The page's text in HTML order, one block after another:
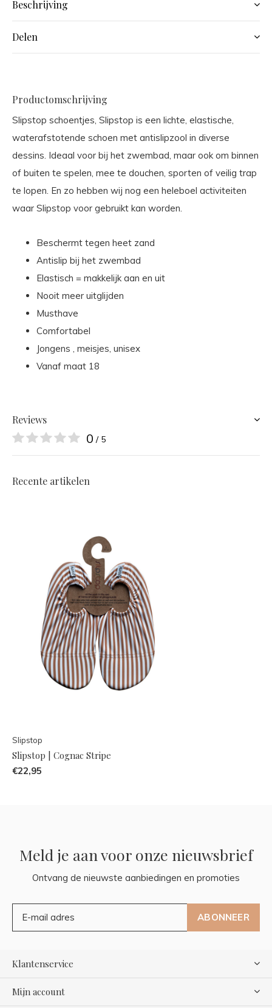
Beschrijving
Delen
Productomschrijving
Slipstop schoentjes, Slipstop is een lichte, elastische,
waterafstotende schoen met antislipzool in diverse
dessins. Ideaal voor bij het zwembad, maar ook om binnen
of buiten te spelen, mee te douchen, sporten of veilig trap
te lopen. En zo hebben wij nog een heleboel activiteiten
waar Slipstop voor gebruikt kan worden.
Beschermt tegen heet zand
Antislip bij het zwembad
Elastisch = makkelijk aan en uit
Nooit meer uitglijden
Musthave
Comfortabel
Jongens , meisjes, unisex
Vanaf maat 18
Reviews
0 / 5
Recente artikelen
Slipstop
Slipstop | Cognac Stripe
€22,95
Meld je aan voor onze nieuwsbrief
Ontvang de nieuwste aanbiedingen en promoties
ABONNEER
Klantenservice
Mijn account